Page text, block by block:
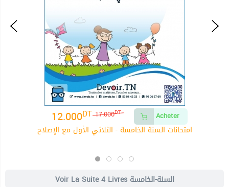
17.000DT
12.000DT Acheter
امتحانات السنة الخامسة - الثلاثي الأول مع الإصلاح
Voir La Suite 4 Livres السنة-الخامسة